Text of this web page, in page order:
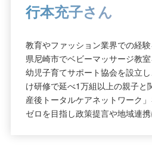
行本充子さん
教育やファッション業界での経
県尼崎市でベビーマッサージ教
幼児子育てサポート協会を設立
け研修で延べ1万組以上の親子と
産後トータルケアネットワーク
ゼロを目指し政策提言や地域連携